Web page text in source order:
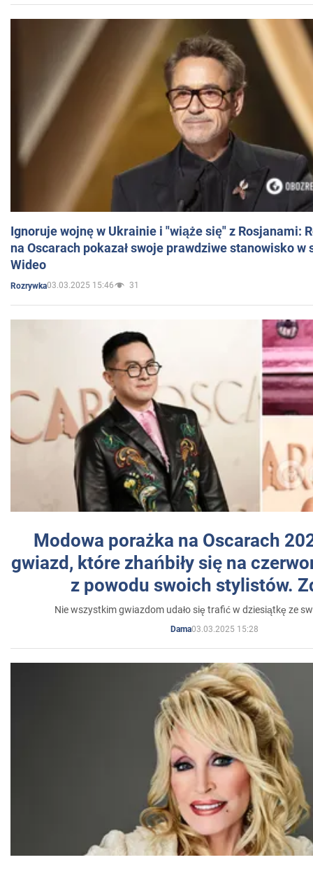
Ignoruje wojnę w Ukrainie i "wiąże się" z Rosjanami:
na Oscarach pokazał swoje prawdziwe stanowisko w
Wideo
Rozrywka03.03.2025 15:46 31
Modowa porażka na Oscarach
gwiazd, które zhańbiły się na
z powodu swoich stylistów.
Nie wszystkim gwiazdom udało się trafić w dziesiątkę ze
Dama03.03.2025 15:28